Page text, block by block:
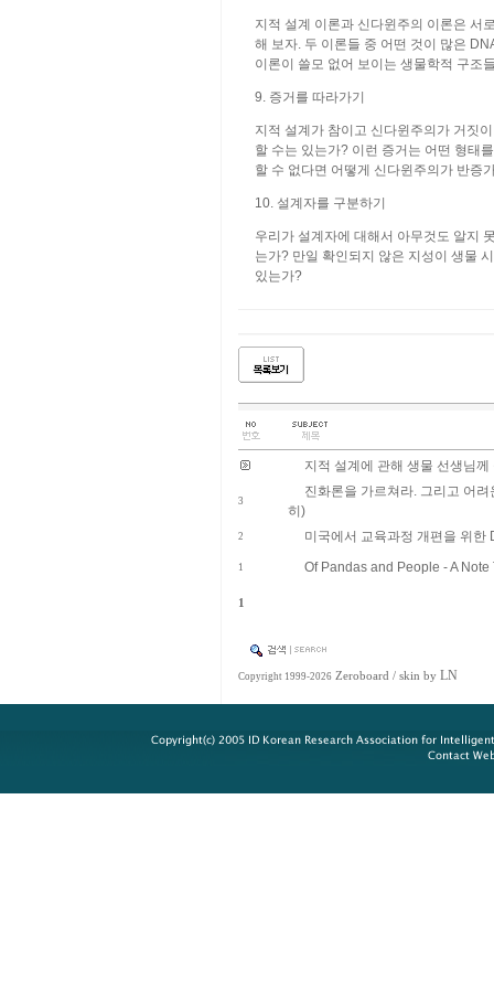
지적 설계 이론과 신다윈주의 이론은 서
해 보자. 두 이론들 중 어떤 것이 많은
이론이 쓸모 없어 보이는 생물학적 구조
9. 증거를 따라가기
지적 설계가 참이고 신다윈주의가 거짓
할 수는 있는가? 이런 증거는 어떤 형태
할 수 없다면 어떻게 신다윈주의가 반증
10. 설계자를 구분하기
우리가 설계자에 대해서 아무것도 알지
는가? 만일 확인되지 않은 지성이 생물
있는가?
지적 설계에 관해 생물 선생님
3
진화론을 가르쳐라. 그리고 어
히)
2 미국에서 교육과정 개편을 위한
1 Of Pandas and People - A
1
Copyright 1999-2026 Zeroboard / skin by LN